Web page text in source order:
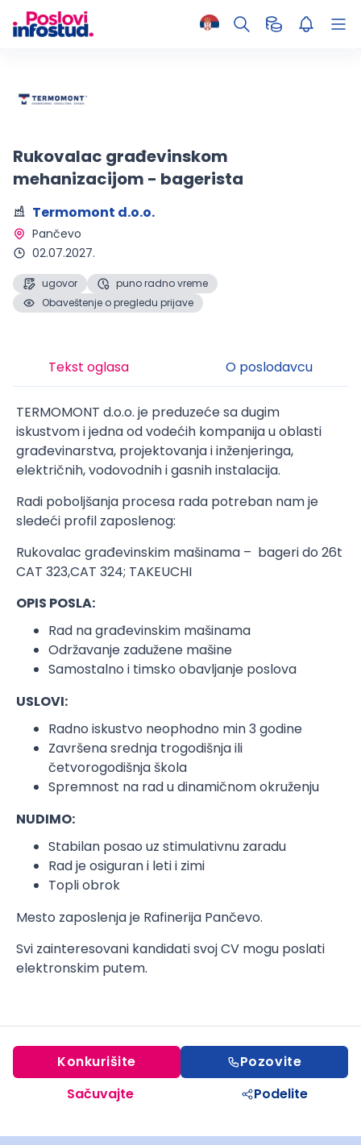
Rukovalac građevinskom
mehanizacijom - bagerista
Termomont d.o.o.
Pančevo
02.07.2027.
ugovor
puno radno vreme
Obaveštenje o pregledu prijave
Tekst oglasa O poslodavcu
TERMOMONT d.o.o. je preduzeće sa dugim
iskustvom i jedna od vodećih kompanija u oblasti
građevinarstva, projektovanja i inženjeringa,
električnih, vodovodnih i gasnih instalacija.
Radi poboljšanja procesa rada potreban nam je
sledeći profil zaposlenog:
Rukovalac građevinskim mašinama – bageri do 26t
CAT 323,CAT 324; TAKEUCHI
OPIS POSLA:
Rad na građevinskim mašinama
Održavanje zadužene mašine
Samostalno i timsko obavljanje poslova
USLOVI:
Radno iskustvo neophodno min 3 godine
Završena srednja trogodišnja ili
četvorogodišnja škola
Spremnost na rad u dinamičnom okruženju
NUDIMO:
Stabilan posao uz stimulativnu zaradu
Rad je osiguran i leti i zimi
Topli obrok
Mesto zaposlenja je Rafinerija Pančevo.
Svi zainteresovani kandidati svoj CV mogu poslati
elektronskim putem.
Konkurišite Pozovite
Sačuvajte Podelite